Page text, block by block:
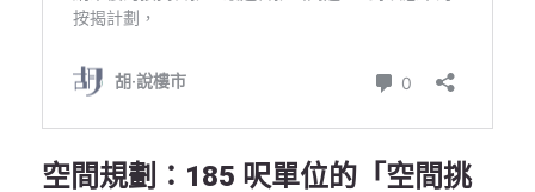
空間規劃：185 呎單位的「空間挑